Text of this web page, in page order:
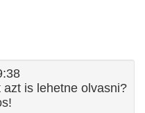
is lehetne olvasni?